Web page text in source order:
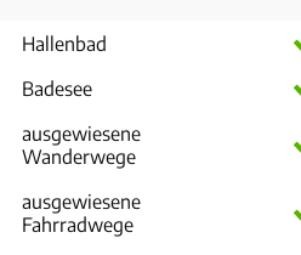
Hallenbad
Badesee
ausgewiesene
Wanderwege
ausgewiesene
Fahrradwege